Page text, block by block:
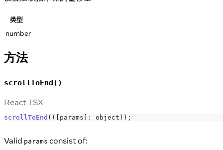
类型
number
方法
scrollToEnd()
React TSX
scrollToEnd ( ( [ params ] : object ) ) ;
Valid params consist of: